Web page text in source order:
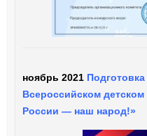
ноябрь 2021
Всероссийском
России — наш народ!»